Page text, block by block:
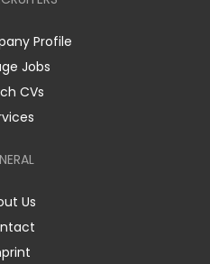
Profile
Jobs
CVs
Us